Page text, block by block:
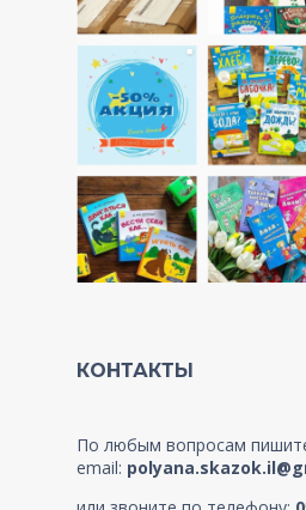
КОНТАКТЫ
По любым вопросам
email: